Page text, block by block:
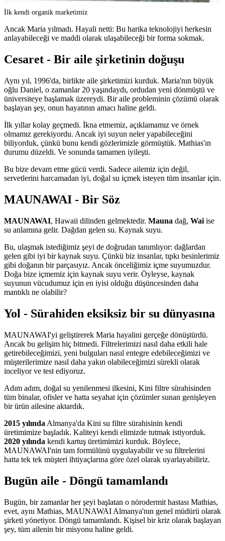
İlk kendi organik marketimiz
Ancak Maria yılmadı. Hayali netti: Bu harika teknolojiyi herkesin
anlayabileceği ve maddi olarak ulaşabileceği bir forma sokmak.
Cesaret - Bir aile şirketinin doğuşu
Aynı yıl, 1996'da, birlikte aile şirketimizi kurduk. Maria'nın büyük
oğlu Daniel, o zamanlar 20 yaşındaydı, ordudan yeni dönmüştü ve
üniversiteye başlamak üzereydi. Bir aile probleminin çözümü olarak
başlayan şey, onun hayatının amacı haline geldi.
İlk yıllar kolay geçmedi. İkna etmemiz, açıklamamız ve örnek
olmamız gerekiyordu. Ancak iyi suyun neler yapabileceğini
biliyorduk, çünkü bunu kendi gözlerimizle görmüştük. Mathias'ın
durumu düzeldi. Ve sonunda tamamen iyileşti.
Bu bize devam etme gücü verdi. Sadece ailemiz için değil,
servetlerini harcamadan iyi, doğal su içmek isteyen tüm insanlar için.
MAUNAWAI - Bir Söz
MAUNAWAI, Hawaii dilinden gelmektedir. Mauna dağ, Wai ise
su anlamına gelir. Dağdan gelen su. Kaynak suyu.
Bu, ulaşmak istediğimiz şeyi de doğrudan tanımlıyor: dağlardan
gelen gibi iyi bir kaynak suyu. Çünkü biz insanlar, tıpkı besinlerimiz
gibi doğanın bir parçasıyız. Ancak önceliğimiz içme suyumuzdur.
Doğa bize içmemiz için kaynak suyu verir. Öyleyse, kaynak
suyunun vücudumuz için en iyisi olduğu düşüncesinden daha
mantıklı ne olabilir?
Yol - Sürahiden eksiksiz bir su dünyasına
MAUNAWAI'yi geliştirerek Maria hayalini gerçeğe dönüştürdü.
Ancak bu gelişim hiç bitmedi. Filtrelerimizi nasıl daha etkili hale
getirebileceğimizi, yeni bulguları nasıl entegre edebileceğimizi ve
müşterilerimize nasıl daha yakın olabileceğimizi sürekli olarak
inceliyor ve test ediyoruz.
Adım adım, doğal su yenilenmesi ilkesini, Kini filtre sürahisinden
tüm binalar, ofisler ve hatta seyahat için çözümler sunan genişleyen
bir ürün ailesine aktardık.
2015 yılında Almanya'da Kini su filtre sürahisinin kendi
üretimimize başladık. Kaliteyi kendi elimizde tutmak istiyorduk.
2020 yılında kendi kartuş üretimimizi kurduk. Böylece,
MAUNAWAI'nin tam formülünü uygulayabilir ve su filtrelerini
hatta tek tek müşteri ihtiyaçlarına göre özel olarak uyarlayabiliriz.
Bugün aile - Döngü tamamlandı
Bugün, bir zamanlar her şeyi başlatan o nörodermit hastası Mathias,
evet, aynı Mathias, MAUNAWAI Almanya'nın genel müdürü olarak
şirketi yönetiyor. Döngü tamamlandı. Kişisel bir kriz olarak başlayan
şey, tüm ailenin bir misyonu haline geldi.